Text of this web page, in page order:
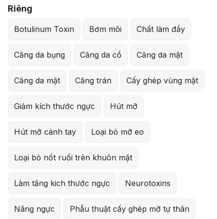
Riêng
Botulinum Toxin Bơm môi Chất làm đầy
Căng da bụng Căng da cổ Căng da mặt
Căng da mặt Căng trán Cấy ghép vùng mặt
Giảm kích thước ngực Hút mỡ
Hút mỡ cánh tay Loại bỏ mỡ eo
Loại bỏ nốt ruồi trên khuôn mặt
Làm tăng kich thước ngực Neurotoxins
Nâng ngực Phẫu thuật cấy ghép mỡ tự thân